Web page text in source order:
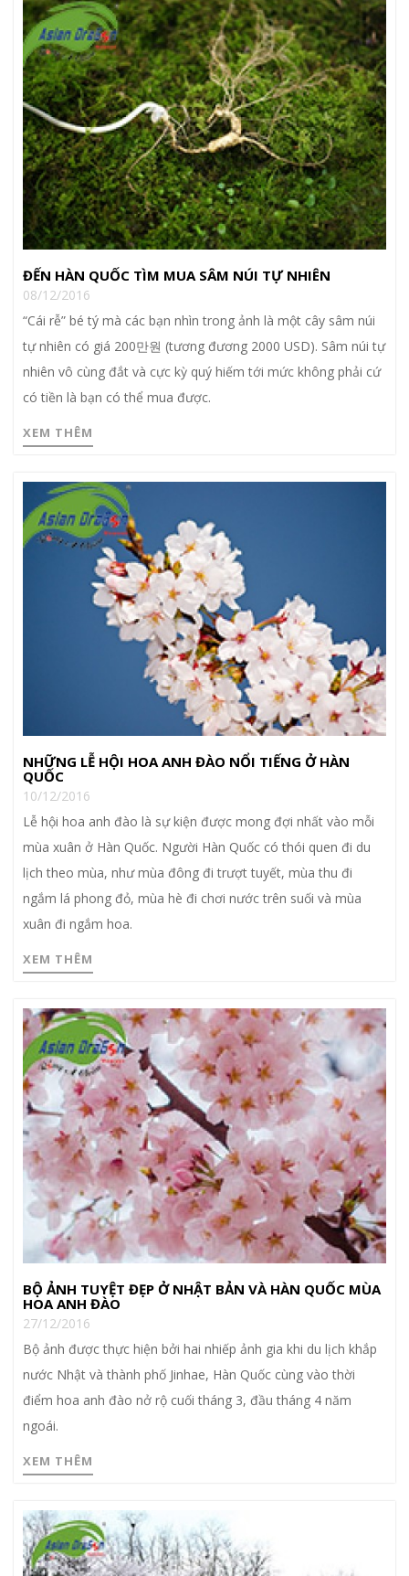
ĐẾN HÀN QUỐC TÌM MUA SÂM NÚI TỰ NHIÊN
08/12/2016
“Cái rễ” bé tý mà các bạn nhìn trong ảnh là một cây sâm núi
tự nhiên có giá 200만원 (tương đương 2000 USD). Sâm núi tự
nhiên vô cùng đắt và cực kỳ quý hiếm tới mức không phải cứ
có tiền là bạn có thể mua được.
XEM THÊM
NHỮNG LỄ HỘI HOA ANH ĐÀO NỔI TIẾNG Ở HÀN
QUỐC
10/12/2016
Lễ hội hoa anh đào là sự kiện được mong đợi nhất vào mỗi
mùa xuân ở Hàn Quốc. Người Hàn Quốc có thói quen đi du
lịch theo mùa, như mùa đông đi trượt tuyết, mùa thu đi
ngắm lá phong đỏ, mùa hè đi chơi nước trên suối và mùa
xuân đi ngắm hoa.
XEM THÊM
BỘ ẢNH TUYỆT ĐẸP Ở NHẬT BẢN VÀ HÀN QUỐC MÙA
HOA ANH ĐÀO
27/12/2016
Bộ ảnh được thực hiện bởi hai nhiếp ảnh gia khi du lịch khắp
nước Nhật và thành phố Jinhae, Hàn Quốc cùng vào thời
điểm hoa anh đào nở rộ cuối tháng 3, đầu tháng 4 năm
ngoái.
XEM THÊM